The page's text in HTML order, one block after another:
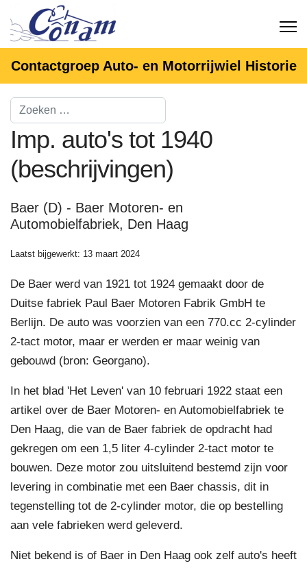
Contactgroep Auto- en Motorrijwiel Historie
Imp. auto's tot 1940
(beschrijvingen)
Baer (D) - Baer Motoren- en
Automobielfabriek, Den Haag
Laatst bijgewerkt: 13 maart 2024
De Baer werd van 1921 tot 1924 gemaakt door de
Duitse fabriek Paul Baer Motoren Fabrik GmbH te
Berlijn. De auto was voorzien van een 770.cc 2-cylinder
2-tact motor, maar er werden er maar weinig van
gebouwd (bron: Georgano).
In het blad 'Het Leven' van 10 februari 1922 staat een
artikel over de Baer Motoren- en Automobielfabriek te
Den Haag, die van de Baer fabriek de opdracht had
gekregen om een 1,5 liter 4-cylinder 2-tact motor te
bouwen. Deze motor zou uitsluitend bestemd zijn voor
levering in combinatie met een Baer chassis, dit in
tegenstelling tot de 2-cylinder motor, die op bestelling
aan vele fabrieken werd geleverd.
Niet bekend is of Baer in Den Haag ook zelf auto's heeft